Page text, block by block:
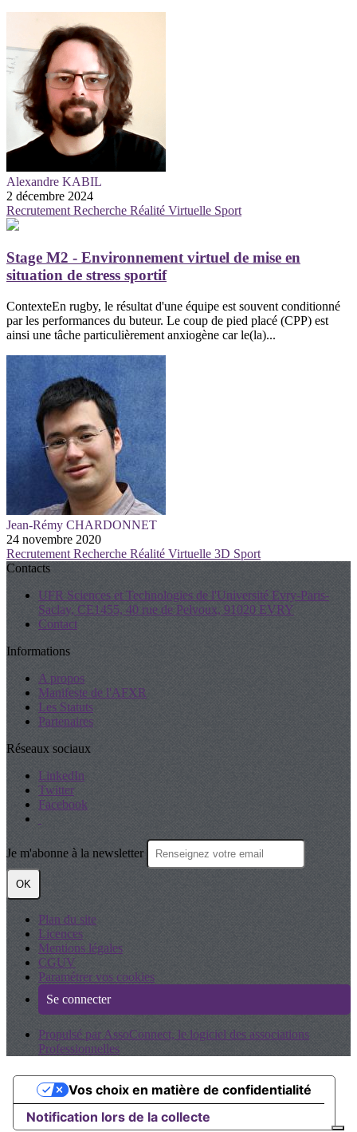
Alexandre KABIL
2 décembre 2024
Recrutement Recherche Réalité Virtuelle Sport
Stage M2 - Environnement virtuel de mise en
situation de stress sportif
ContexteEn rugby, le résultat d'une équipe est souvent conditionné
par les performances du buteur. Le coup de pied placé (CPP) est
ainsi une tâche particulièrement anxiogène car le(la)...
Jean-Rémy CHARDONNET
24 novembre 2020
Recrutement Recherche Réalité Virtuelle 3D Sport
Contacts
UFR Sciences et Technologies de l'Université Evry-Paris-
Saclay, CE1455, 40 rue de Pelvoux, 91020 EVRY
Contact
Informations
A propos
Manifeste de l'AFXR
Les Statuts
Partenaires
Réseaux sociaux
LinkedIn
Twitter
Facebook
Je m'abonne à la newsletter
OK
Plan du site
Licences
Mentions légales
CGUV
Paramétrer vos cookies
Se connecter
Propulsé par AssoConnect, le logiciel des associations
Professionnelles
Notification lors de la collecte
Vos choix en matière de confidentialité